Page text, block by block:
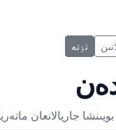
تٶتە
جاريالانعان